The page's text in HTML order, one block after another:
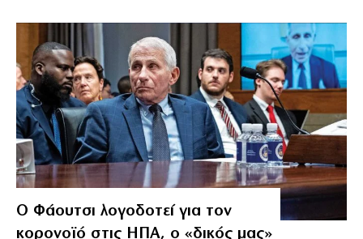
Ο Φάουτσι λογοδοτεί για τον
κορονοϊό στις ΗΠΑ, ο «δικός μας»